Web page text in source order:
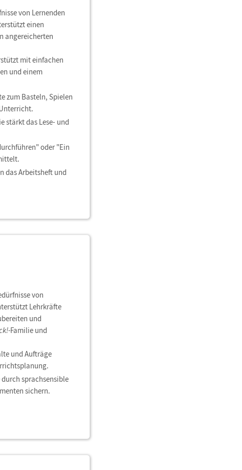
von Lernenden
einen
angereicherten
mit einfachen
und einem
zum Basteln, Spielen
stärkt das Lese- und
oder "Ein
das Arbeitsheft und
von
Lehrkräfte
und
Familie und
und Aufträge
sprachsensible
sichern.